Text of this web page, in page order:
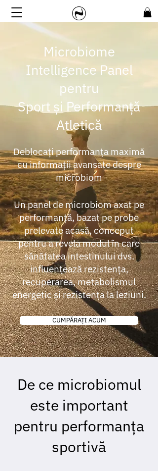
Microbiome
Intelligence Panel
pentru
Sport și Performanță
Atletică
Deblocați performanța maximă
cu informații avansate despre
microbiom
Un panel de microbiom axat pe
performanță, bazat pe probe
prelevate acasă, conceput
pentru a revela modul în care
sănătatea intestinului dvs.
influențează rezistența,
recuperarea, metabolismul
energetic și rezistența la leziuni.
CUMPĂRAȚI ACUM
De ce microbiomul
este important
pentru performanța
sportivă